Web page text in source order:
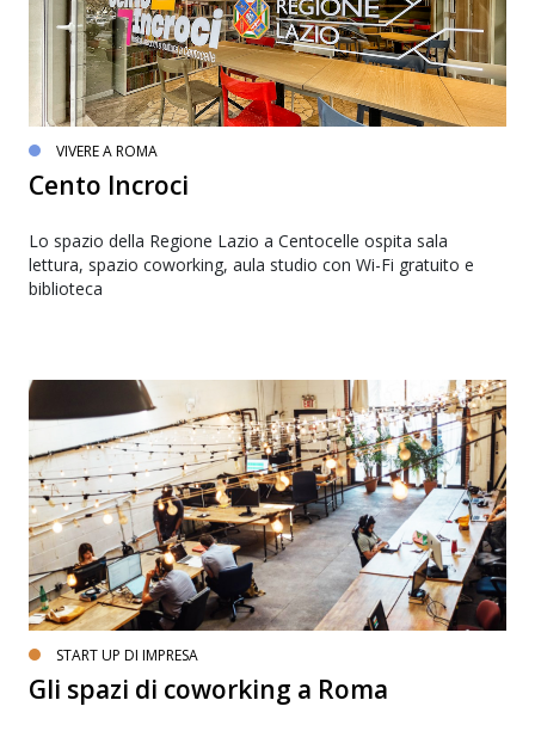
VIVERE A ROMA
Cento Incroci
Lo spazio della Regione Lazio a Centocelle ospita sala
lettura, spazio coworking, aula studio con Wi-Fi gratuito e
biblioteca
START UP DI IMPRESA
Gli spazi di coworking a Roma